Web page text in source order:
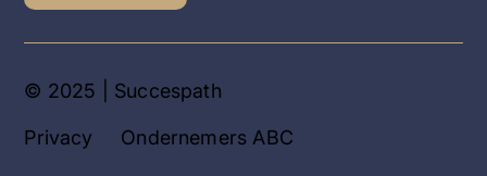
© 2025 | Succespath
PrivacyOndernemers ABC